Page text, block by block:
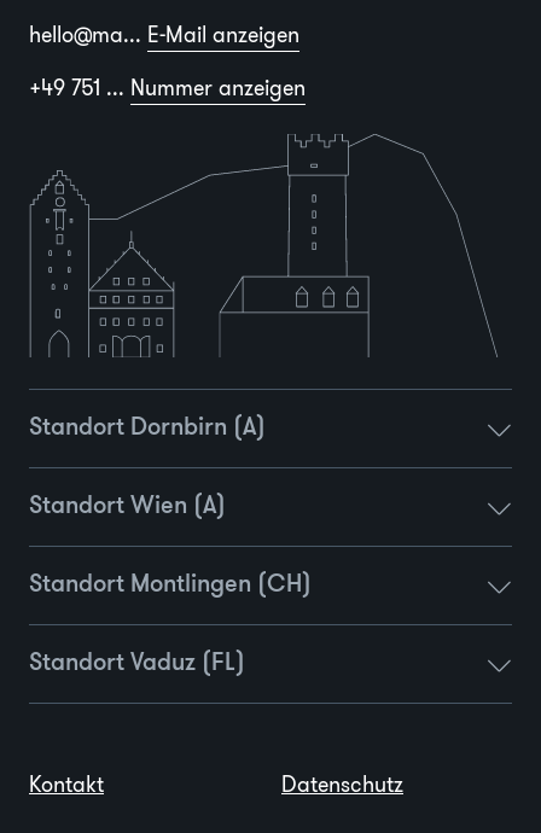
hello@ma... E-Mail anzeigen
+49 751 ... Nummer anzeigen
Standort Dornbirn (A)
Standort Wien (A)
Standort Montlingen (CH)
Standort Vaduz (FL)
Kontakt Datenschutz